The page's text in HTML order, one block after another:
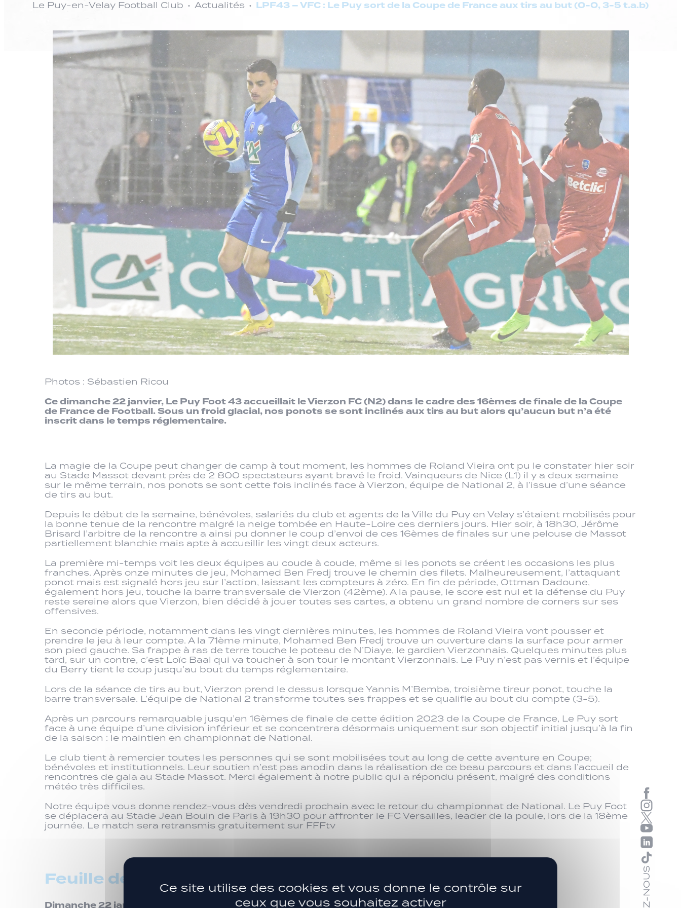
Le Puy-en-Velay Football Club Actualités LPF43 – VFC : Le Puy sort de la Coupe de France aux tirs au but (0-0, 3-5 t.a.b)
Photos : Sébastien Ricou
Ce dimanche 22 janvier, Le Puy Foot 43 accueillait le Vierzon FC (N2) dans le cadre des 16èmes de finale de la Coupe
de France de Football. Sous un froid glacial, nos ponots se sont inclinés aux tirs au but alors qu’aucun but n’a été
inscrit dans le temps réglementaire.
La magie de la Coupe peut changer de camp à tout moment, les hommes de Roland Vieira ont pu le constater hier soir
au Stade Massot devant près de 2 800 spectateurs ayant bravé le froid. Vainqueurs de Nice (L1) il y a deux semaine
sur le même terrain, nos ponots se sont cette fois inclinés face à Vierzon, équipe de National 2, à l’issue d’une séance
de tirs au but.
Depuis le début de la semaine, bénévoles, salariés du club et agents de la Ville du Puy en Velay s’étaient mobilisés pour
la bonne tenue de la rencontre malgré la neige tombée en Haute-Loire ces derniers jours. Hier soir, à 18h30, Jérôme
Brisard l’arbitre de la rencontre a ainsi pu donner le coup d’envoi de ces 16èmes de finales sur une pelouse de Massot
partiellement blanchie mais apte à accueillir les vingt deux acteurs.
La première mi-temps voit les deux équipes au coude à coude, même si les ponots se créent les occasions les plus
franches. Après onze minutes de jeu, Mohamed Ben Fredj trouve le chemin des filets. Malheureusement, l’attaquant
ponot mais est signalé hors jeu sur l’action, laissant les compteurs à zéro. En fin de période, Ottman Dadoune,
également hors jeu, touche la barre transversale de Vierzon (42ème). A la pause, le score est nul et la défense du Puy
reste sereine alors que Vierzon, bien décidé à jouer toutes ses cartes, a obtenu un grand nombre de corners sur ses
offensives.
En seconde période, notamment dans les vingt dernières minutes, les hommes de Roland Vieira vont pousser et
prendre le jeu à leur compte. A la 71ème minute, Mohamed Ben Fredj trouve un ouverture dans la surface pour armer
son pied gauche. Sa frappe à ras de terre touche le poteau de N’Diaye, le gardien Vierzonnais. Quelques minutes plus
tard, sur un contre, c’est Loïc Baal qui va toucher à son tour le montant Vierzonnais. Le Puy n’est pas vernis et l’équipe
du Berry tient le coup jusqu’au bout du temps réglementaire.
Lors de la séance de tirs au but, Vierzon prend le dessus lorsque Yannis M’Bemba, troisième tireur ponot, touche la
barre transversale. L’équipe de National 2 transforme toutes ses frappes et se qualifie au bout du compte (3-5).
Après un parcours remarquable jusqu’en 16èmes de finale de cette édition 2023 de la Coupe de France, Le Puy sort
face à une équipe d’une division inférieur et se concentrera désormais uniquement sur son objectif initial jusqu’à la fin
de la saison : le maintien en championnat de National.
Le club tient à remercier toutes les personnes qui se sont mobilisées tout au long de cette aventure en Coupe;
bénévoles et institutionnels. Leur soutien n’est pas anodin dans la réalisation de ce beau parcours et dans l’accueil de
rencontres de gala au Stade Massot. Merci également à notre public qui a répondu présent, malgré des conditions
météo très difficiles.
Notre équipe vous donne rendez-vous dès vendredi prochain avec le retour du championnat de National. Le Puy Foot
se déplacera au Stade Jean Bouin de Paris à 19h30 pour affronter le FC Versailles, leader de la poule, lors de la 18ème
journée. Le match sera retransmis gratuitement sur FFFtv
Feuille de match
Dimanche 22 janvier 2023, 18h30 – Stade Massot (Le Puy-en-Velay)
Ce site utilise des cookies et vous donne le contrôle sur
ceux que vous souhaitez activer